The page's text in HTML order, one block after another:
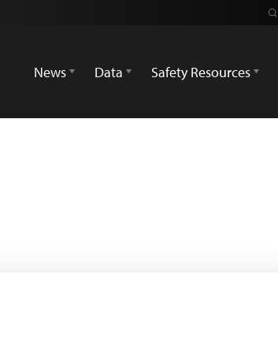
News
Data Safety Resources